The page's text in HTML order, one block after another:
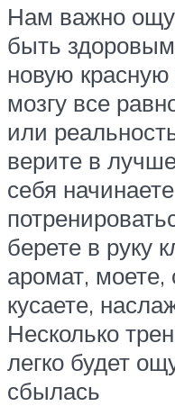
Нам важно
быть
новую
мозгу все
или
верите в
себя
берете в руку
аромат, моете,
кусаете,
Несколько
легко будет
сбылась